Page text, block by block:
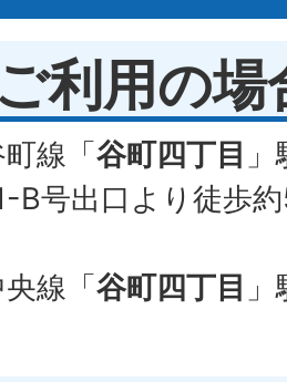
利用の場
線「谷町四丁目
B号出口より徒歩
線「谷町四丁目